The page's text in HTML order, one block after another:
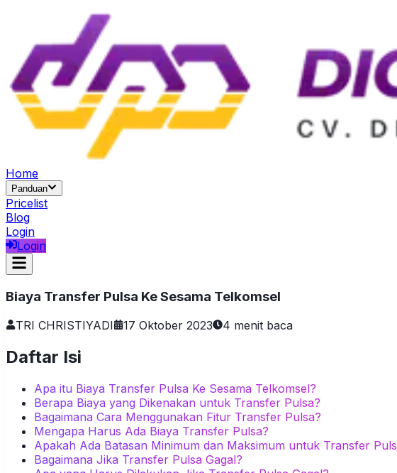
Home
Panduan
Pricelist
Blog
Login
Login
Biaya Transfer Pulsa Ke Sesama Telkomsel
TRI CHRISTIYADI 17 Oktober 2023 4 menit baca
Daftar Isi
Apa itu Biaya Transfer Pulsa Ke Sesama Telkomsel?
Berapa Biaya yang Dikenakan untuk Transfer Pulsa?
Bagaimana Cara Menggunakan Fitur Transfer Pulsa?
Mengapa Harus Ada Biaya Transfer Pulsa?
Apakah Ada Batasan Minimum dan Maksimum untuk Transfer
Bagaimana Jika Transfer Pulsa Gagal?